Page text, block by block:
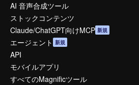
AI 音声合成ツール
ストックコンテンツ
Claude/ChatGPT向けMCP 新規
エージェント 新規
API
モバイルアプリ
すべてのMagnificツール